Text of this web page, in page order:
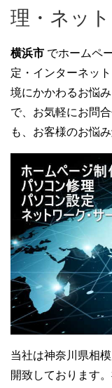
理・ネッ
横浜市 でホームペ
定・インターネッ
境にかかわるお悩
で、お気軽にお問
も、お客様のお悩
当社は神奈川県相
開致しております